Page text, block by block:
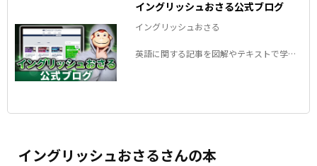
イングリッシュおさる公式ブログ
イングリッシュおさる
英語に関する記事を図解やテキストで学べ
イングリッシュおさるさんの本